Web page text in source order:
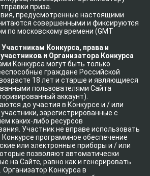
приза.
предусмотренные настоящими
совершенными и фиксируются
по московскому времени (GMT
Конкурса, права и
и Организатора Конкурса
Конкурса могут быть только
граждане Российской
18 лет и старше и являющиеся
пользователями Сайта
аккаунт).
до участия в Конкурсе и / или
зарегистрированные с
каких-либо ресурсов
Участник не вправе использовать
Конкурсе программное обеспечение
или электронные приборы и / или
позволяют автоматически
на Сайте, равно как и генерировать
Организатор Конкурса в